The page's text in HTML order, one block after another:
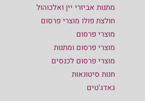
מתנות אביזרי יין ואלכוהול
חולצת פולו מוצרי פרסום
מוצרי פרסום
מוצרי פרסום ומתנות
מוצרי פרסום לכנסים
חנות סיטונאות
גאדג'טים